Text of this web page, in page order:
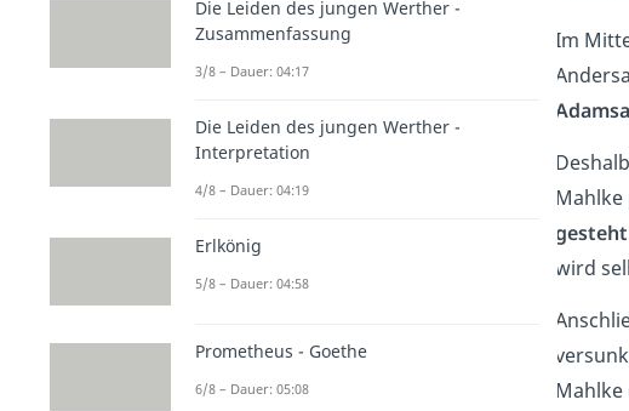
Im
gesteht
wird
Mahlke
Die Leiden des jungen Werther -
Zusammenfassung
3/8 – Dauer: 04:17
Die Leiden des jungen Werther -
Interpretation
4/8 – Dauer: 04:19
Erlkönig
5/8 – Dauer: 04:58
Prometheus - Goethe
6/8 – Dauer: 05:08